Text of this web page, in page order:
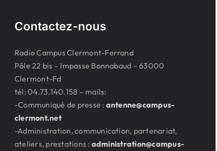
Contactez-nous
Radio Campus Clermont-Ferrand
Pôle 22 bis – Impasse Bonnabaud – 63000
Clermont-Fd
tél: 04.73.140.158 – mails:
-Communiqué de presse : antenne@campus-
clermont.net
-Administration, communication, partenariat,
ateliers, prestations : administration@campus-